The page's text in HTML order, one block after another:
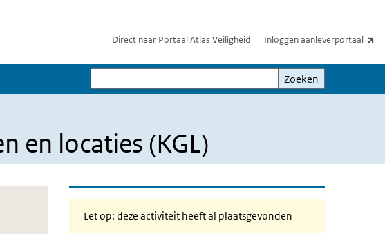
Direct naar Portaal Atlas Veiligheid Inloggen aanleverportaal
Zoeken
Zoeken
en locaties (KGL)
Let op: deze activiteit heeft al plaatsgevonden